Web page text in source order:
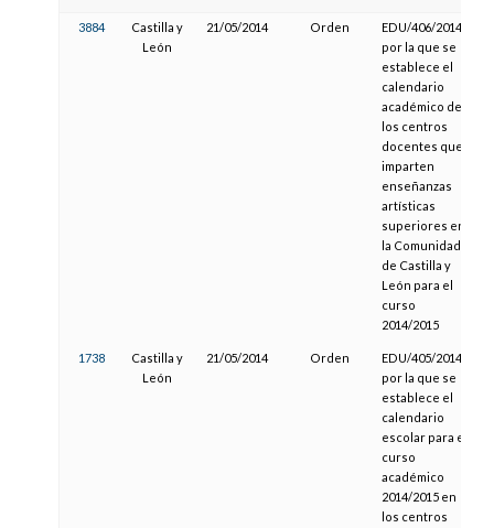
3884
Castilla y
León
21/05/2014 Orden
EDU/406/2014,
por la que se
establece el
calendario
académico de
los centros
docentes que
imparten
enseñanzas
artísticas
superiores en
la Comunidad
de Castilla y
León para el
curso
2014/2015
1738
Castilla y
León
21/05/2014 Orden
EDU/405/2014,
por la que se
establece el
calendario
escolar para el
curso
académico
2014/2015 en
los centros